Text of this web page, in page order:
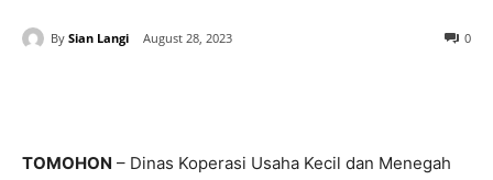
By Sian Langi August 28, 2023 0
TOMOHON – Dinas Koperasi Usaha Kecil dan Menegah